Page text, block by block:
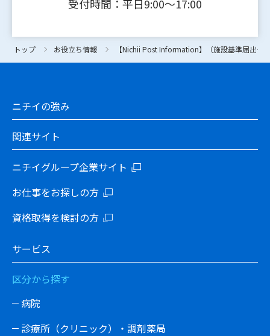
トップ お役立ち情報 【Nichii Post Information】（施設基準届出チ
受付時間：平日9:00〜17:00
トップ お役立ち情報 【Nichii Post Information】（施設基準届出チ
ニチイの強み
関連サイト
ニチイグループ企業サイト
お仕事をお探しの方
資格取得を検討の方
サービス
区分から探す
病院
診療所（クリニック）・調剤薬局